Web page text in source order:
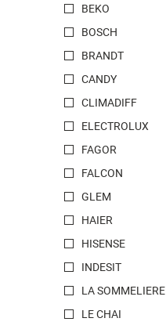
BEKO
BOSCH
BRANDT
CANDY
CLIMADIFF
ELECTROLUX
FAGOR
FALCON
GLEM
HAIER
HISENSE
INDESIT
LA SOMMELIERE
LE CHAI